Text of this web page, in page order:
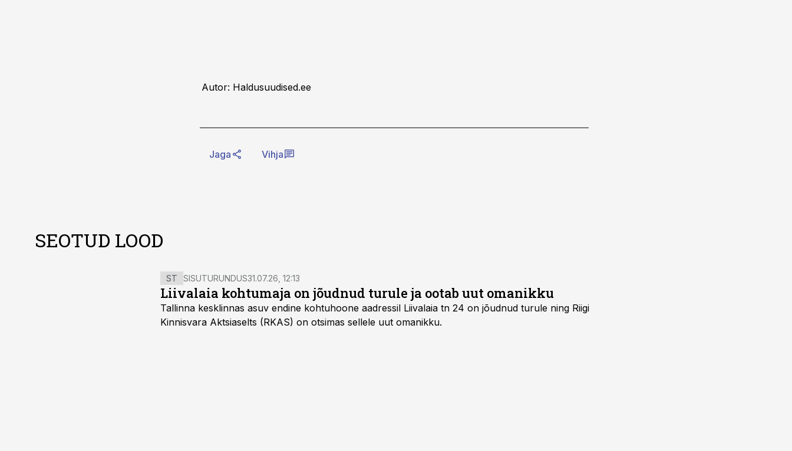
Autor: Haldusuudised.ee
Jaga Vihja
SEOTUD LOOD
ST SISUTURUNDUS31.07.26, 12:13
Liivalaia kohtumaja on jõudnud turule ja ootab uut omanikku
Tallinna kesklinnas asuv endine kohtuhoone aadressil Liivalaia tn 24 on jõudnud turule ning Riigi
Kinnisvara Aktsiaselts (RKAS) on otsimas sellele uut omanikku.